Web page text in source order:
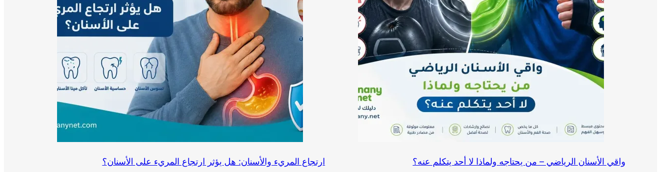
واقي الأسنان الرياضي – من يحتاجه ولماذا لا أحد يتكلم عنه؟ ارتجاع المريء والأسنان: هل يؤثر ارتجاع المريء على الأسنان؟